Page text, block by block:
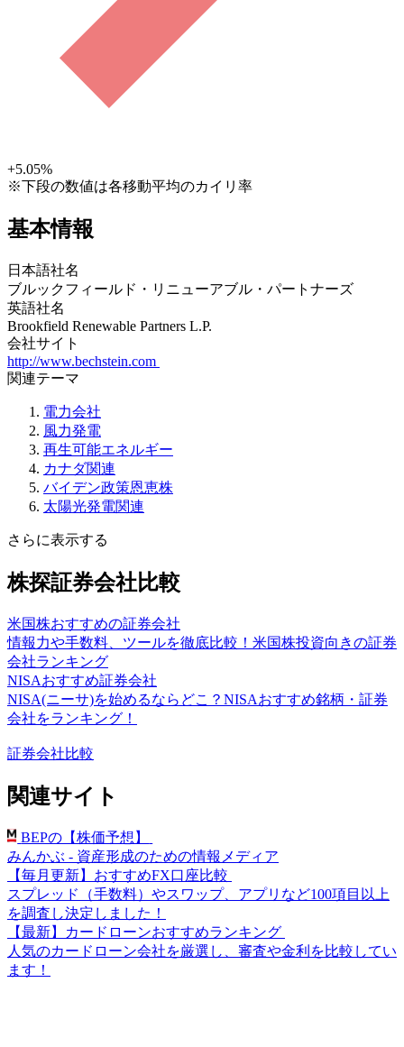
+5.05%
※下段の数値は各移動平均のカイリ率
基本情報
日本語社名
ブルックフィールド・リニューアブル・パートナーズ
英語社名
Brookfield Renewable Partners L.P.
会社サイト
http://www.bechstein.com
関連テーマ
電力会社
風力発電
再生可能エネルギー
カナダ関連
バイデン政策恩恵株
太陽光発電関連
さらに表示する
株探証券会社比較
米国株おすすめの証券会社
情報力や手数料、ツールを徹底比較！米国株投資向きの証券
会社ランキング
NISAおすすめ証券会社
NISA(ニーサ)を始めるならどこ？NISAおすすめ銘柄・証券
会社をランキング！
証券会社比較
関連サイト
BEPの【株価予想】
みんかぶ - 資産形成のための情報メディア
【毎月更新】おすすめFX口座比較
スプレッド（手数料）やスワップ、アプリなど100項目以上
を調査し決定しました！
【最新】カードローンおすすめランキング
人気のカードローン会社を厳選し、審査や金利を比較してい
ます！